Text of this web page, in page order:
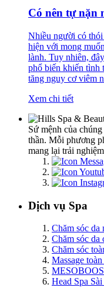
Có nên tự nặn
Nhiều người có
hiện với mong
lành. Tuy nhiên,
phổ biến khiến tình
tăng nguy cơ viêm
Xem chi tiết
Sứ mệnh của
thần. Mỗi phương
mang lại trải
Dịch vụ Spa
Chăm sóc da
Chăm sóc da
Chăm sóc
Massage
Head Spa